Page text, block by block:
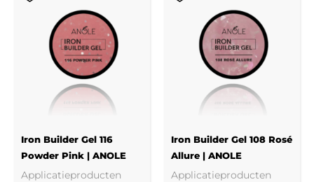
Iron Builder Gel 116
Powder Pink | ANOLE
Applicatieproducten
Iron Builder Gel 108 Rosé
Allure | ANOLE
Applicatieproducten